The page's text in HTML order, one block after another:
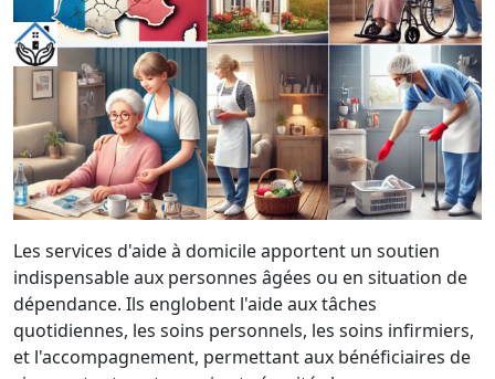
Les services d'aide à domicile apportent un soutien
indispensable aux personnes âgées ou en situation de
dépendance. Ils englobent l'aide aux tâches
quotidiennes, les soins personnels, les soins infirmiers,
et l'accompagnement, permettant aux bénéficiaires de